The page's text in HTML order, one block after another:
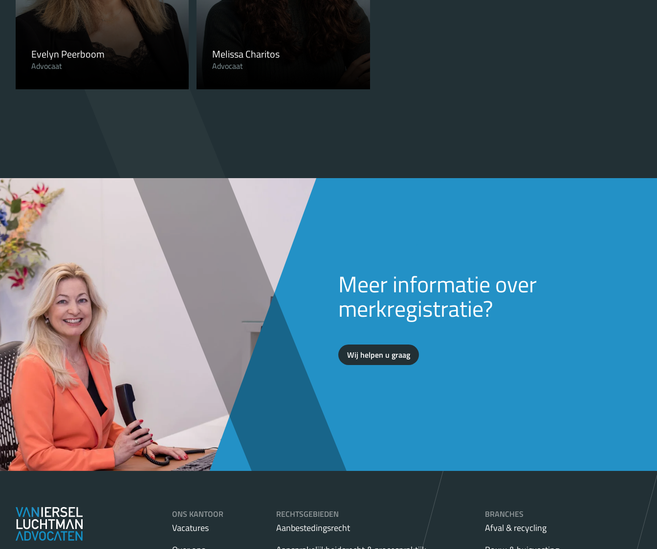
Evelyn Peerboom
Advocaat
Melissa Charitos
Advocaat
Meer informatie over
merkregistratie?
Wij helpen u graag
ONS KANTOOR
Vacatures
RECHTSGEBIEDEN
Aanbestedingsrecht
BRANCHES
Afval & recycling